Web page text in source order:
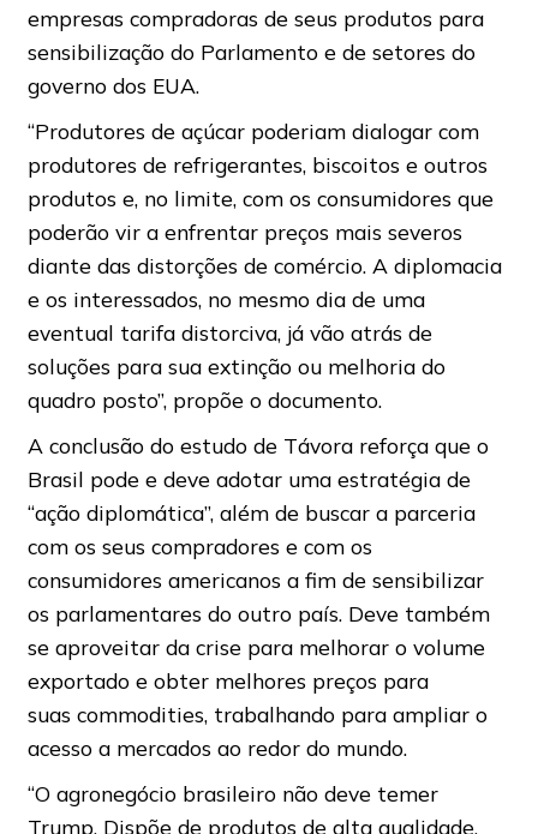
empresas compradoras de seus produtos para
sensibilização do Parlamento e de setores do
governo dos EUA.
“Produtores de açúcar poderiam dialogar com
produtores de refrigerantes, biscoitos e outros
produtos e, no limite, com os consumidores que
poderão vir a enfrentar preços mais severos
diante das distorções de comércio. A diplomacia
e os interessados, no mesmo dia de uma
eventual tarifa distorciva, já vão atrás de
soluções para sua extinção ou melhoria do
quadro posto”, propõe o documento.
A conclusão do estudo de Távora reforça que o
Brasil pode e deve adotar uma estratégia de
“ação diplomática”, além de buscar a parceria
com os seus compradores e com os
consumidores americanos a fim de sensibilizar
os parlamentares do outro país. Deve também
se aproveitar da crise para melhorar o volume
exportado e obter melhores preços para
suas commodities, trabalhando para ampliar o
acesso a mercados ao redor do mundo.
“O agronegócio brasileiro não deve temer
Trump. Dispõe de produtos de alta qualidade,